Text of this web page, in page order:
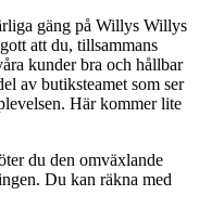
gäng på Willys Willys
att du, tillsammans
kunder bra och hållbar
av butiksteamet som ser
Här kommer lite
du den omväxlande
Du kan räkna med